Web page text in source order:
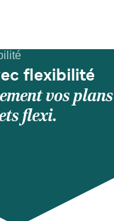
flexibilité
vos plans
flexi.